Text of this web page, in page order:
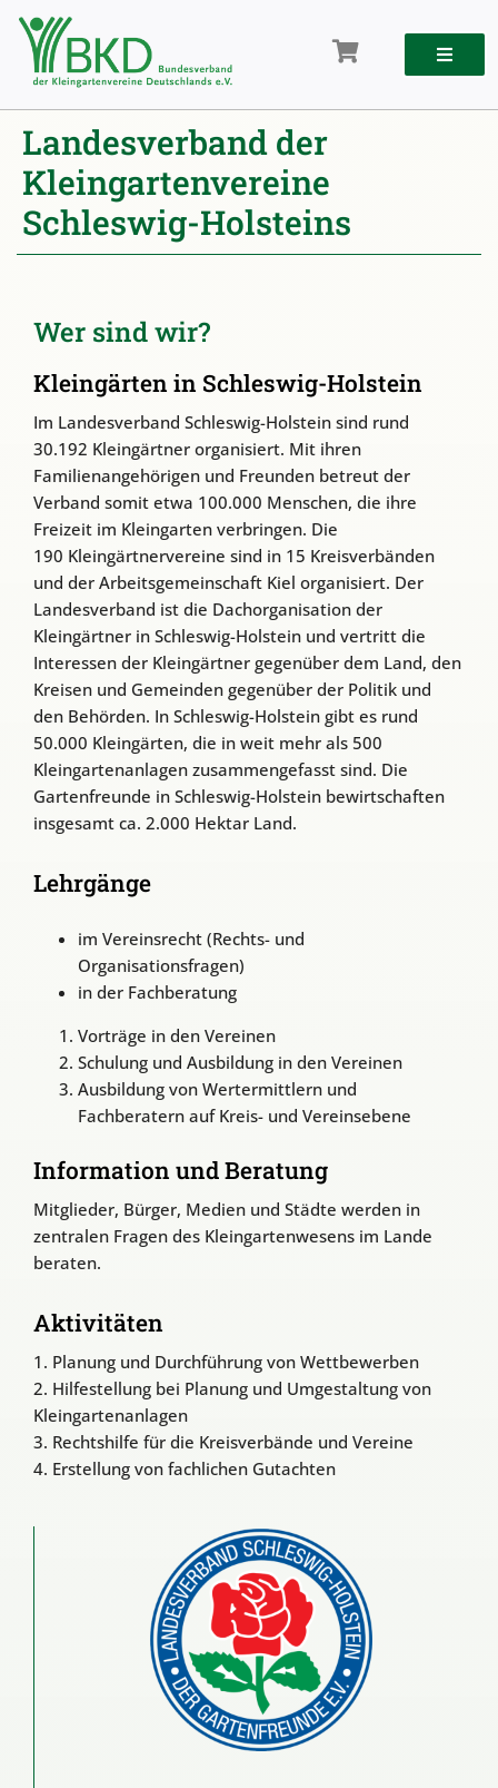
Zum
Inhalt
springen
Landesverband der
Kleingartenvereine
Schleswig-Holsteins
Wer sind wir?
Kleingärten in Schleswig-Holstein
Im Landesverband Schleswig-Holstein sind rund
30.192 Kleingärtner organisiert. Mit ihren
Familienangehörigen und Freunden betreut der
Verband somit etwa 100.000 Menschen, die ihre
Freizeit im Kleingarten verbringen. Die
190 Kleingärtnervereine sind in 15 Kreisverbänden
und der Arbeitsgemeinschaft Kiel organisiert. Der
Landesverband ist die Dachorganisation der
Kleingärtner in Schleswig-Holstein und vertritt die
Interessen der Kleingärtner gegenüber dem Land, den
Kreisen und Gemeinden gegenüber der Politik und
den Behörden. In Schleswig-Holstein gibt es rund
50.000 Kleingärten, die in weit mehr als 500
Kleingartenanlagen zusammengefasst sind. Die
Gartenfreunde in Schleswig-Holstein bewirtschaften
insgesamt ca. 2.000 Hektar Land.
Lehrgänge
im Vereinsrecht (Rechts- und
Organisationsfragen)
in der Fachberatung
Vorträge in den Vereinen
Schulung und Ausbildung in den Vereinen
Ausbildung von Wertermittlern und
Fachberatern auf Kreis- und Vereinsebene
Information und Beratung
Mitglieder, Bürger, Medien und Städte werden in
zentralen Fragen des Kleingartenwesens im Lande
beraten.
Aktivitäten
1. Planung und Durchführung von Wettbewerben
2. Hilfestellung bei Planung und Umgestaltung von
Kleingartenanlagen
3. Rechtshilfe für die Kreisverbände und Vereine
4. Erstellung von fachlichen Gutachten